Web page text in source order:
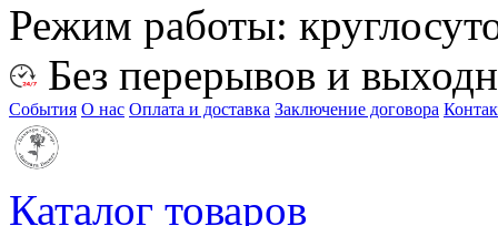
Режим работы:
Без перерывов и
События О нас Оплата и доставка Заключение договора
Каталог товаров